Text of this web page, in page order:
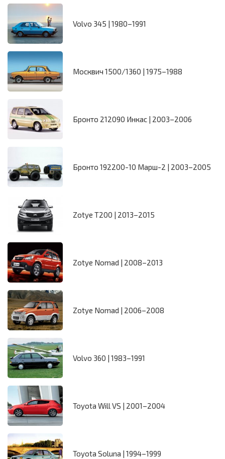
Volvo 345 | 1980–1991
Москвич 1500/1360 | 1975–1988
Бронто 212090 Инкас | 2003–2006
Бронто 192200-10 Марш-2 | 2003–2005
Zotye T200 | 2013–2015
Zotye Nomad | 2008–2013
Zotye Nomad | 2006–2008
Volvo 360 | 1983–1991
Toyota Will VS | 2001–2004
Toyota Soluna | 1994–1999